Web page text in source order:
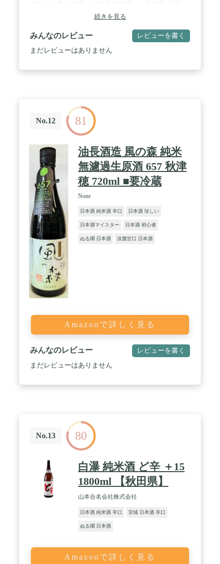
続きを見る
みんなのレビュー レビューを書く
まだレビューはありません
No.12 81
油長酒造 風の森 純米
無濾過生原酒 657 秋津
穂 720ml ■要冷蔵
None
日本酒 純米酒 辛口 日本酒 珍しい
日本酒マイスター 日本酒 初心者
ぬる燗 日本酒 淡麗甘口 日本酒
Amazonで詳しく見る
みんなのレビュー レビューを書く
まだレビューはありません
No.13 80
白瀑 純米酒 ど辛 ＋15
1800ml 【秋田県】
山本合名会社株式会社
日本酒 純米酒 辛口 宮城 日本酒 辛口
ぬる燗 日本酒
Amazonで詳しく見る